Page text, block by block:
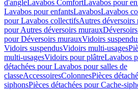
d'angleLavabos ComfortLavabos pour
Lavabos pour enfantsLavabosLavabos
pour Lavabos collectifsAutres déversoirs
pour Autres déversoirs muraux
pour Déversoirs murauxVidoirs
Vidoirs suspendusVidoirs multi-usages
multi-usagesVidoirs pour plâtreLavabos
détachées pour Lavabos pour salles de
classeAccessoiresColonnesPièces
siphonsPièces détachées pour Cache-